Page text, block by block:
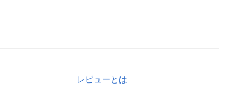
レビューとは